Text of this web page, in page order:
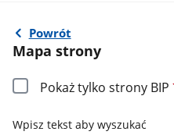
Powrót
Mapa strony
Pokaż tylko strony BIP
Wpisz tekst aby wyszukać